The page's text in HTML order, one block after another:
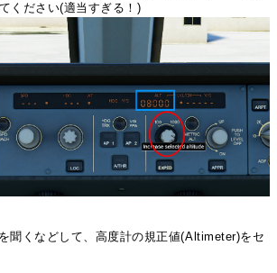
ください(適当すぎる！)
聞くなどして、高度計の規正値(Altimeter)をセ